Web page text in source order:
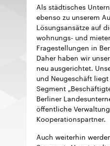
Als städtisches
ebenso zu unserem
Lösungsansätze auf
wohnungs- und
Fragestellungen in
Daher haben wir
neu ausgerichtet.
und Neugeschäft
Segment
Berliner
öffentliche
Kooperationspartner.
Auch weiterhin